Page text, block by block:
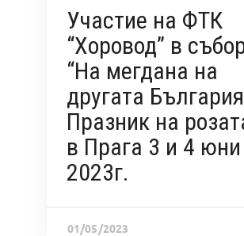
Участие на ФТК
“Хоровод” в
“На мегдана на
другата
Празник на
в Прага 3 и 4 юни
2023г.
01/05/2023